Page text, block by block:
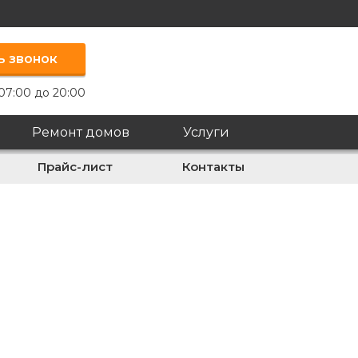
звонок
до 20:00
Ремонт домов Услуги
Прайс-лист Контакты